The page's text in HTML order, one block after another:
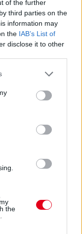
of the further
third parties on the
information may
the IAB’s List of
disclose it to other
or more Google
You may click to
party tags to
in below Google
the
szót sem. Nos,
tempóját
támadási
megelőzni. De most
Beválni látszik a